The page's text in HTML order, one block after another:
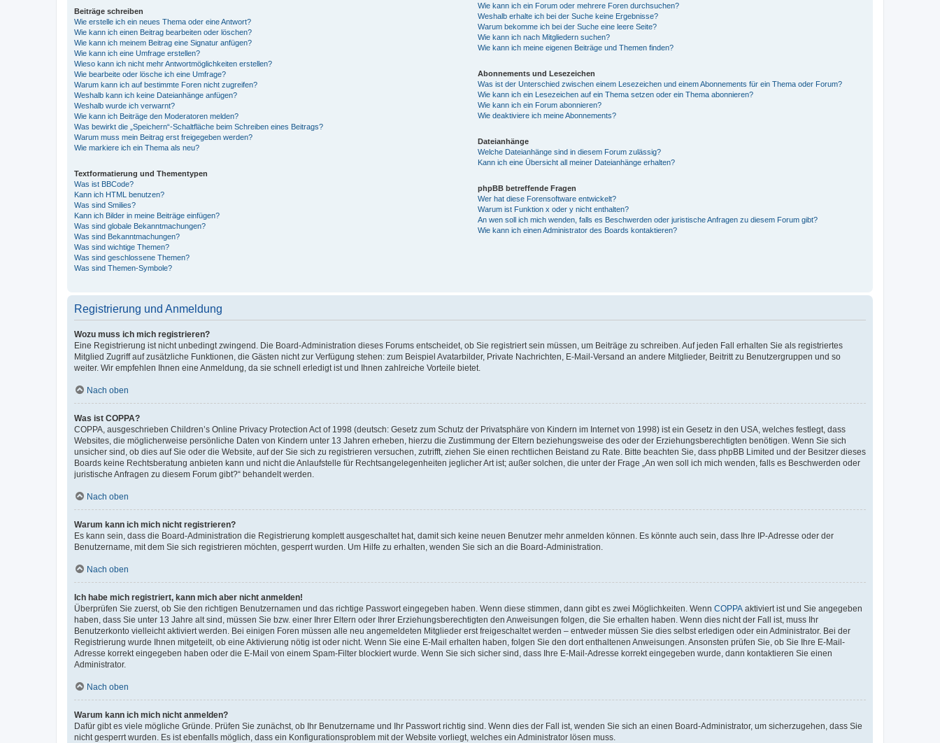
Beiträge schreiben
Wie erstelle ich ein neues Thema oder eine Antwort?
Wie kann ich einen Beitrag bearbeiten oder löschen?
Wie kann ich meinem Beitrag eine Signatur anfügen?
Wie kann ich eine Umfrage erstellen?
Wieso kann ich nicht mehr Antwortmöglichkeiten erstellen?
Wie bearbeite oder lösche ich eine Umfrage?
Warum kann ich auf bestimmte Foren nicht zugreifen?
Weshalb kann ich keine Dateianhänge anfügen?
Weshalb wurde ich verwarnt?
Wie kann ich Beiträge den Moderatoren melden?
Was bewirkt die „Speichern“-Schaltfläche beim Schreiben eines Beitrags?
Warum muss mein Beitrag erst freigegeben werden?
Wie markiere ich ein Thema als neu?
Textformatierung und Thementypen
Was ist BBCode?
Kann ich HTML benutzen?
Was sind Smilies?
Kann ich Bilder in meine Beiträge einfügen?
Was sind globale Bekanntmachungen?
Was sind Bekanntmachungen?
Was sind wichtige Themen?
Was sind geschlossene Themen?
Was sind Themen-Symbole?
Wie kann ich ein Forum oder mehrere Foren durchsuchen?
Weshalb erhalte ich bei der Suche keine Ergebnisse?
Warum bekomme ich bei der Suche eine leere Seite?
Wie kann ich nach Mitgliedern suchen?
Wie kann ich meine eigenen Beiträge und Themen finden?
Abonnements und Lesezeichen
Was ist der Unterschied zwischen einem Lesezeichen und einem Abonnements für ein Thema oder Forum?
Wie kann ich ein Lesezeichen auf ein Thema setzen oder ein Thema abonnieren?
Wie kann ich ein Forum abonnieren?
Wie deaktiviere ich meine Abonnements?
Dateianhänge
Welche Dateianhänge sind in diesem Forum zulässig?
Kann ich eine Übersicht all meiner Dateianhänge erhalten?
phpBB betreffende Fragen
Wer hat diese Forensoftware entwickelt?
Warum ist Funktion x oder y nicht enthalten?
An wen soll ich mich wenden, falls es Beschwerden oder juristische Anfragen zu diesem Forum gibt?
Wie kann ich einen Administrator des Boards kontaktieren?
Registrierung und Anmeldung
Wozu muss ich mich registrieren?
Eine Registrierung ist nicht unbedingt zwingend. Die Board-Administration dieses Forums entscheidet, ob Sie registriert sein müssen, um Beiträge zu schreiben. Auf jeden Fall erhalten Sie als registriertes
Mitglied Zugriff auf zusätzliche Funktionen, die Gästen nicht zur Verfügung stehen: zum Beispiel Avatarbilder, Private Nachrichten, E-Mail-Versand an andere Mitglieder, Beitritt zu Benutzergruppen und so
weiter. Wir empfehlen Ihnen eine Anmeldung, da sie schnell erledigt ist und Ihnen zahlreiche Vorteile bietet.
Nach oben
Was ist COPPA?
COPPA, ausgeschrieben Children’s Online Privacy Protection Act of 1998 (deutsch: Gesetz zum Schutz der Privatsphäre von Kindern im Internet von 1998) ist ein Gesetz in den USA, welches festlegt, dass
Websites, die möglicherweise persönliche Daten von Kindern unter 13 Jahren erheben, hierzu die Zustimmung der Eltern beziehungsweise des oder der Erziehungsberechtigten benötigen. Wenn Sie sich
unsicher sind, ob dies auf Sie oder die Website, auf der Sie sich zu registrieren versuchen, zutrifft, ziehen Sie einen rechtlichen Beistand zu Rate. Bitte beachten Sie, dass phpBB Limited und der Besitzer dieses
Boards keine Rechtsberatung anbieten kann und nicht die Anlaufstelle für Rechtsangelegenheiten jeglicher Art ist; außer solchen, die unter der Frage „An wen soll ich mich wenden, falls es Beschwerden oder
juristische Anfragen zu diesem Forum gibt?“ behandelt werden.
Nach oben
Warum kann ich mich nicht registrieren?
Es kann sein, dass die Board-Administration die Registrierung komplett ausgeschaltet hat, damit sich keine neuen Benutzer mehr anmelden können. Es könnte auch sein, dass Ihre IP-Adresse oder der
Benutzername, mit dem Sie sich registrieren möchten, gesperrt wurden. Um Hilfe zu erhalten, wenden Sie sich an die Board-Administration.
Nach oben
Ich habe mich registriert, kann mich aber nicht anmelden!
Überprüfen Sie zuerst, ob Sie den richtigen Benutzernamen und das richtige Passwort eingegeben haben. Wenn diese stimmen, dann gibt es zwei Möglichkeiten. Wenn COPPA aktiviert ist und Sie angegeben
haben, dass Sie unter 13 Jahre alt sind, müssen Sie bzw. einer Ihrer Eltern oder Ihrer Erziehungsberechtigten den Anweisungen folgen, die Sie erhalten haben. Wenn dies nicht der Fall ist, muss Ihr
Benutzerkonto vielleicht aktiviert werden. Bei einigen Foren müssen alle neu angemeldeten Mitglieder erst freigeschaltet werden – entweder müssen Sie dies selbst erledigen oder ein Administrator. Bei der
Registrierung wurde Ihnen mitgeteilt, ob eine Aktivierung nötig ist oder nicht. Wenn Sie eine E-Mail erhalten haben, folgen Sie den dort enthaltenen Anweisungen. Ansonsten prüfen Sie, ob Sie Ihre E-Mail-
Adresse korrekt eingegeben haben oder die E-Mail von einem Spam-Filter blockiert wurde. Wenn Sie sich sicher sind, dass Ihre E-Mail-Adresse korrekt eingegeben wurde, dann kontaktieren Sie einen
Administrator.
Nach oben
Warum kann ich mich nicht anmelden?
Dafür gibt es viele mögliche Gründe. Prüfen Sie zunächst, ob Ihr Benutzername und Ihr Passwort richtig sind. Wenn dies der Fall ist, wenden Sie sich an einen Board-Administrator, um sicherzugehen, dass Sie
nicht gesperrt wurden. Es ist ebenfalls möglich, dass ein Konfigurationsproblem mit der Website vorliegt, welches ein Administrator lösen muss.